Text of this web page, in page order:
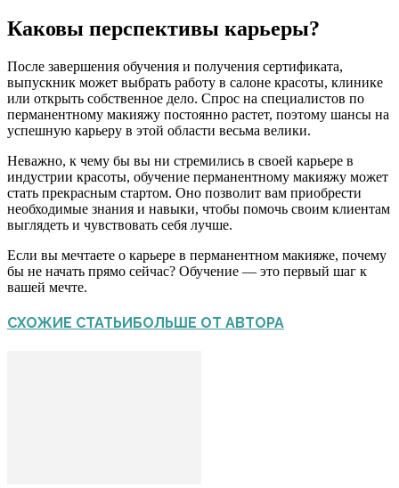
Каковы перспективы карьеры?
После завершения обучения и получения сертификата,
выпускник может выбрать работу в салоне красоты, клинике
или открыть собственное дело. Спрос на специалистов по
перманентному макияжу постоянно растет, поэтому шансы на
успешную карьеру в этой области весьма велики.
Неважно, к чему бы вы ни стремились в своей карьере в
индустрии красоты, обучение перманентному макияжу может
стать прекрасным стартом. Оно позволит вам приобрести
необходимые знания и навыки, чтобы помочь своим клиентам
выглядеть и чувствовать себя лучше.
Если вы мечтаете о карьере в перманентном макияже, почему
бы не начать прямо сейчас? Обучение — это первый шаг к
вашей мечте.
СХОЖИЕ СТАТЬИ БОЛЬШЕ ОТ АВТОРА